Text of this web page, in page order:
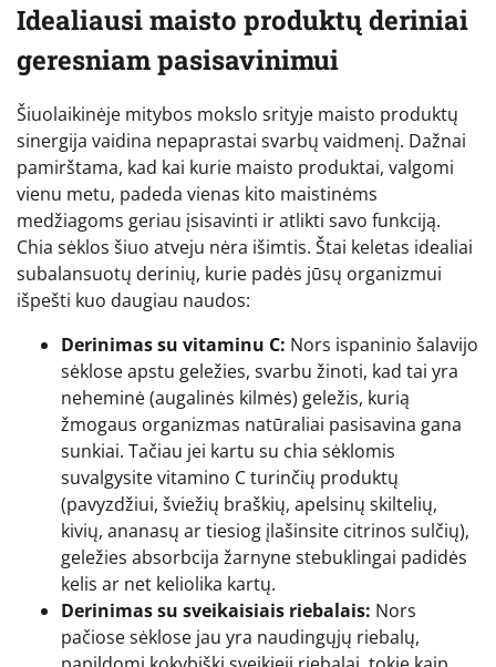
Idealiausi maisto produktų deriniai
geresniam pasisavinimui
Šiuolaikinėje mitybos mokslo srityje maisto produktų
sinergija vaidina nepaprastai svarbų vaidmenį. Dažnai
pamirštama, kad kai kurie maisto produktai, valgomi
vienu metu, padeda vienas kito maistinėms
medžiagoms geriau įsisavinti ir atlikti savo funkciją.
Chia sėklos šiuo atveju nėra išimtis. Štai keletas idealiai
subalansuotų derinių, kurie padės jūsų organizmui
išpešti kuo daugiau naudos:
Derinimas su vitaminu C: Nors ispaninio šalavijo
sėklose apstu geležies, svarbu žinoti, kad tai yra
neheminė (augalinės kilmės) geležis, kurią
žmogaus organizmas natūraliai pasisavina gana
sunkiai. Tačiau jei kartu su chia sėklomis
suvalgysite vitamino C turinčių produktų
(pavyzdžiui, šviežių braškių, apelsinų skiltelių,
kivių, ananasų ar tiesiog įlašinsite citrinos sulčių),
geležies absorbcija žarnyne stebuklingai padidės
kelis ar net keliolika kartų.
Derinimas su sveikaisiais riebalais: Nors
pačiose sėklose jau yra naudingųjų riebalų,